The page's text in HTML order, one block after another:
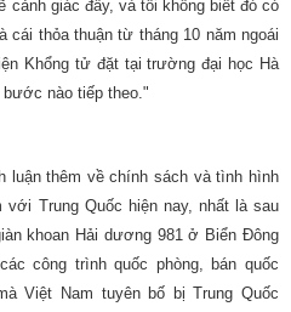
giác đấy, và tôi không biết đó có
cái thỏa thuận từ tháng 10 năm ngoái
Khổng tử đặt tại trường đại học Hà
nào tiếp theo."
luận thêm về chính sách và tình hình
với Trung Quốc hiện nay, nhất là sau
khoan Hải dương 981 ở Biển Đông
công trình quốc phòng, bán quốc
Việt Nam tuyên bố bị Trung Quốc